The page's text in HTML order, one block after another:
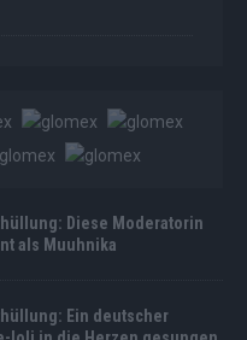
Diese Moderatorin
als Muuhnika
Ein deutscher